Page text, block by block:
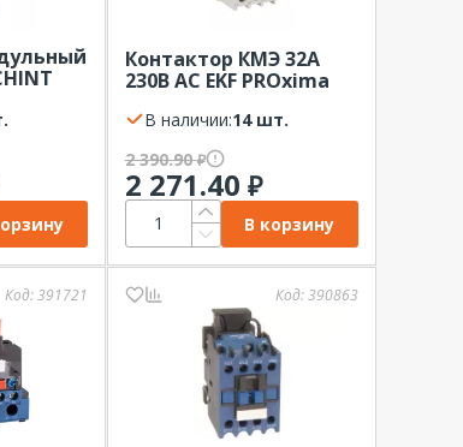
Контактор КМЭ 32А
230В АС EKF PROxima
В наличии:
14 шт.
2 390.90₽
2 271.40 ₽
В корзину
Код:391721 Код:390863